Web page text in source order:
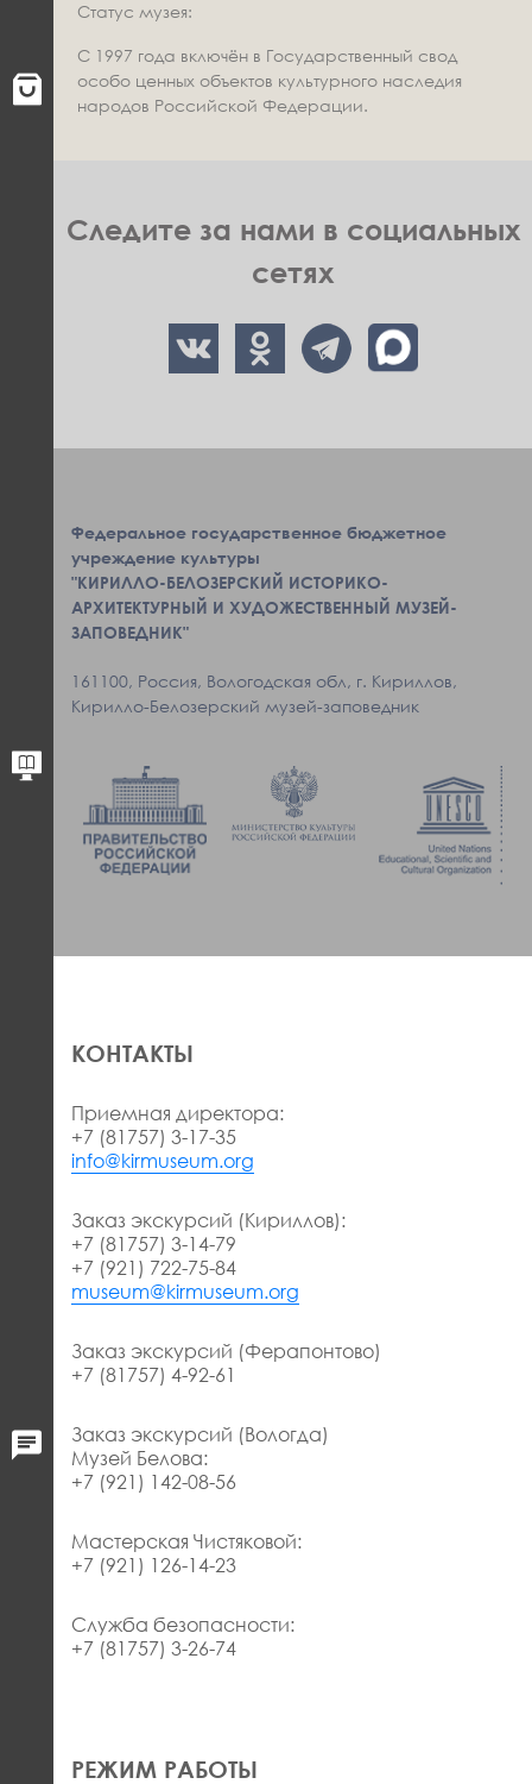
Статус музея:
С 1997 года включён в Государственный свод
особо ценных объектов культурного наследия
народов Российской Федерации.
Следите за нами в социальных
сетях
Федеральное государственное бюджетное
учреждение культуры
"КИРИЛЛО-БЕЛОЗЕРСКИЙ ИСТОРИКО-
АРХИТЕКТУРНЫЙ И ХУДОЖЕСТВЕННЫЙ МУЗЕЙ-
ЗАПОВЕДНИК"
161100, Россия, Вологодская обл, г. Кириллов,
Кирилло-Белозерский музей-заповедник
КОНТАКТЫ
Приемная директора:
+7 (81757) 3-17-35
info@kirmuseum.org
Заказ экскурсий (Кириллов):
+7 (81757) 3-14-79
+7 (921) 722-75-84
museum@kirmuseum.org
Заказ экскурсий (Ферапонтово)
+7 (81757) 4-92-61
Заказ экскурсий (Вологда)
Музей Белова:
+7 (921) 142-08-56
Мастерская Чистяковой:
+7 (921) 126-14-23
Служба безопасности:
+7 (81757) 3-26-74
РЕЖИМ РАБОТЫ